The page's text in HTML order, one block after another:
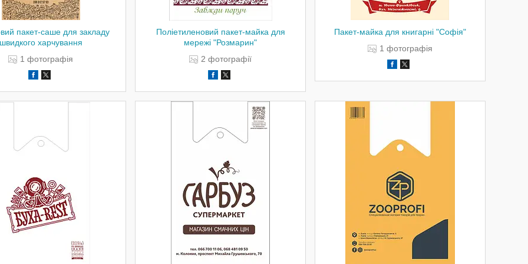
пакет-саше для закладу
швидкого харчування
1
Поліетиленовий пакет-майка для
мережі "Розмарин"
2
Пакет-майка для книгарні "Софія"
1